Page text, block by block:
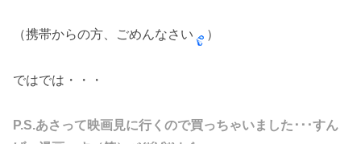
（携帯からの方、ごめんなさい ）
ではでは・・・
P.S.あさって映画見に行くので買っちゃいました･･･すん